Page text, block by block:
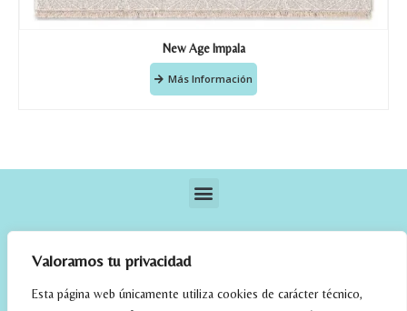
Valoramos tu privacidad
Esta página web únicamente utiliza cookies de carácter técnico,
New Age Impala
Más Información